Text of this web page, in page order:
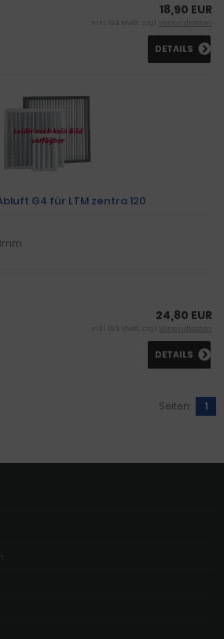
18,90 EUR
inkl. 19 % MwSt. zzgl. Versandkosten
DETAILS
G4 für LTM zentra 120
24,80 EUR
inkl. 19 % MwSt. zzgl. Versandkosten
DETAILS
Seiten: 1